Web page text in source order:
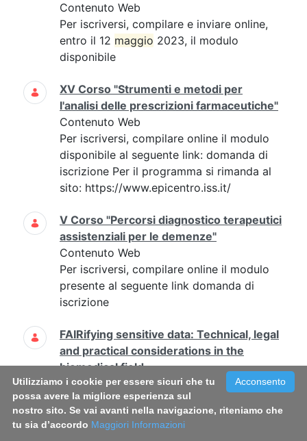
Contenuto Web
Per iscriversi, compilare e inviare online,
entro il 12 maggio 2023, il modulo
disponibile
XV Corso "Strumenti e metodi per
l'analisi delle prescrizioni farmaceutiche"
Contenuto Web
Per iscriversi, compilare online il modulo
disponibile al seguente link: domanda di
iscrizione Per il programma si rimanda al
sito: https://www.epicentro.iss.it/
V Corso "Percorsi diagnostico terapeutici
assistenziali per le demenze"
Contenuto Web
Per iscriversi, compilare online il modulo
presente al seguente link domanda di
iscrizione
FAIRifying sensitive data: Technical, legal
and practical considerations in the
biomedical field
Contenuto Web
2023-05-25 2023-05-26 non sono
previsti Antonella Tancredi, Maria
Buoncervello antonella.tancredi
Acconsento
Utilizziamo i cookie per essere sicuri che tu
possa avere la migliore esperienza sul
nostro sito. Se vai avanti nella navigazione, riteniamo che
tu sia d’accordo Maggiori Informazioni